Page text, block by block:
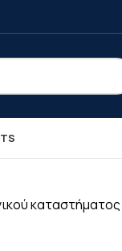
καταστήματος